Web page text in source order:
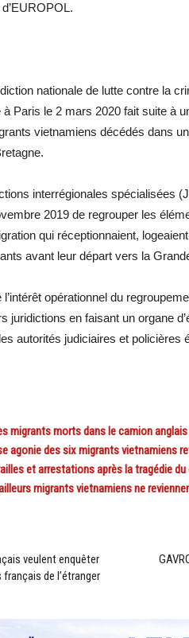
nationale de lutte contre la
Paris le 2 mars 2020 fait suite à
vietnamiens décédés dans
interrégionales spécialisées
2019 de regrouper les
qui réceptionnaient,
avant leur départ vers la
opérationnel du
juridictions en faisant un organe
autorités judiciaires et policières
migrants morts dans le camion
agonie des six migrants vietnamiens
et arrestations après la tragédie
migrants vietnamiens ne
veulent enquêter
de l’étranger